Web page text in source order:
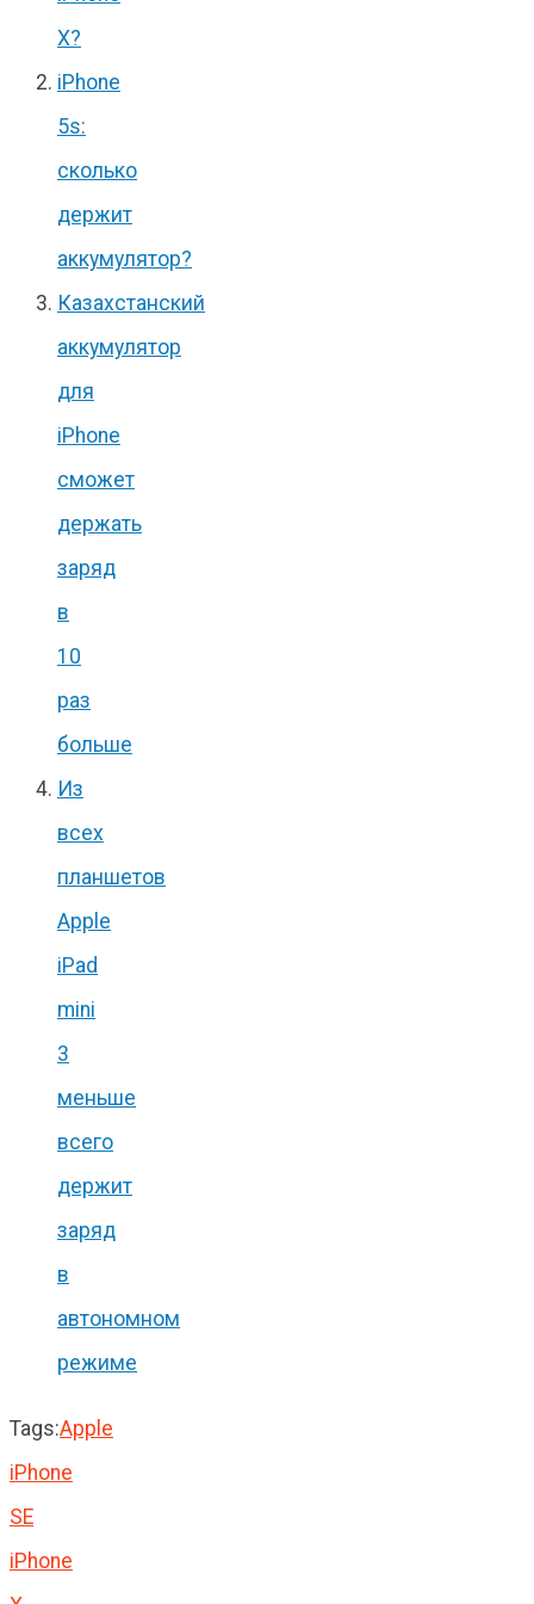
X?
iPhone
5s:
сколько
держит
аккумулятор?
Казахстанский
аккумулятор
для
iPhone
сможет
держать
заряд
в
10
раз
больше
Из
всех
планшетов
Apple
iPad
mini
3
меньше
всего
держит
заряд
в
автономном
режиме
Tags:Apple
iPhone
SE
iPhone